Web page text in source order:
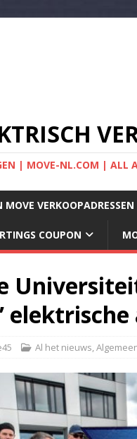
| MOVE-NL.COM | ALL
MOVE VERKOOPADRESSEN
COUPON
Al het nieuws,